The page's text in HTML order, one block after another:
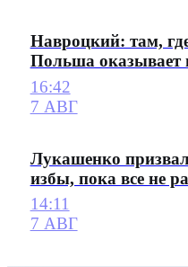
Навроцкий: там,
Польша оказывает
16:42
7 АВГ
Лукашенко
избы, пока все не
14:11
7 АВГ